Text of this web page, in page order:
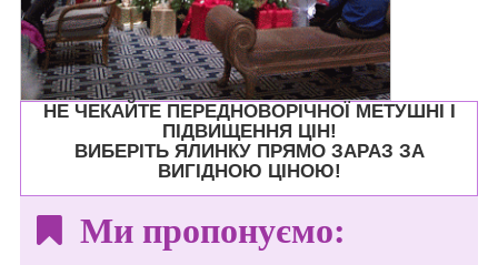
НЕ ЧЕКАЙТЕ ПЕРЕДНОВОРІЧНОЇ МЕТУШНІ І
ПІДВИЩЕННЯ ЦІН!
ВИБЕРІТЬ ЯЛИНКУ ПРЯМО ЗАРАЗ ЗА
ВИГІДНОЮ ЦІНОЮ!
Ми пропонуємо: